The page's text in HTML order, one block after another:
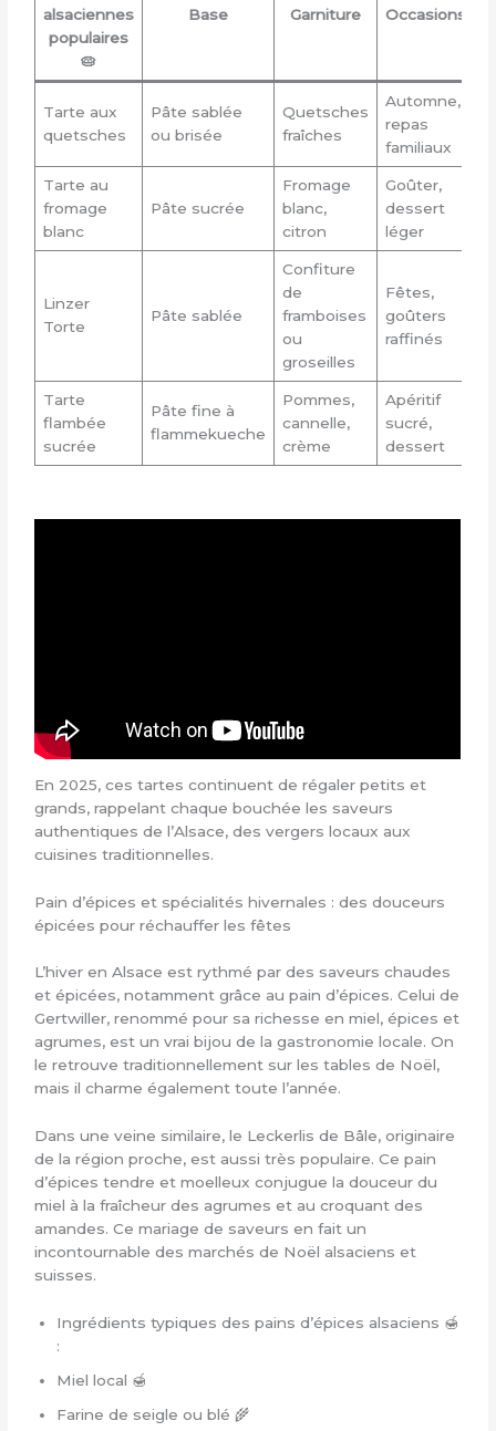
alsaciennes
populaires
🥧
Base Garniture Occasions
Tarte aux
quetsches
Pâte sablée
ou brisée
Quetsches
fraîches
Automne,
repas
familiaux
Tarte au
fromage
blanc
Pâte sucrée
Fromage
blanc,
citron
Goûter,
dessert
léger
Linzer
Torte
Pâte sablée
Confiture
de
framboises
ou
groseilles
Fêtes,
goûters
raffinés
Tarte
flambée
sucrée
Pâte fine à
flammekueche
Pommes,
cannelle,
crème
Apéritif
sucré,
dessert
En 2025, ces tartes continuent de régaler petits et
grands, rappelant chaque bouchée les saveurs
authentiques de l’Alsace, des vergers locaux aux
cuisines traditionnelles.
Pain d’épices et spécialités hivernales : des douceurs
épicées pour réchauffer les fêtes
L’hiver en Alsace est rythmé par des saveurs chaudes
et épicées, notamment grâce au pain d’épices. Celui de
Gertwiller, renommé pour sa richesse en miel, épices et
agrumes, est un vrai bijou de la gastronomie locale. On
le retrouve traditionnellement sur les tables de Noël,
mais il charme également toute l’année.
Dans une veine similaire, le Leckerlis de Bâle, originaire
de la région proche, est aussi très populaire. Ce pain
d’épices tendre et moelleux conjugue la douceur du
miel à la fraîcheur des agrumes et au croquant des
amandes. Ce mariage de saveurs en fait un
incontournable des marchés de Noël alsaciens et
suisses.
Ingrédients typiques des pains d’épices alsaciens 🍯
:
Miel local 🍯
Farine de seigle ou blé 🌾